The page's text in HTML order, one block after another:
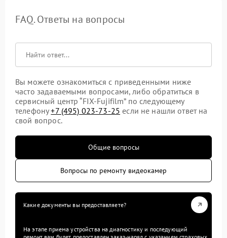
FAQ. Ответы на вопросы
Вы можете ознакомиться с приведенными ниже
часто задаваемыми вопросами, либо обратиться в
сервисный центр “FIX-Fujifilm” по следующему
телефону+7 (495) 023-73-25 если не нашли ответ на
свой вопрос.
Общие вопросы
Вопросы по ремонту видеокамер
Какие документы вы предоставляете?
На этапе приема устройства на диагностику и последующий